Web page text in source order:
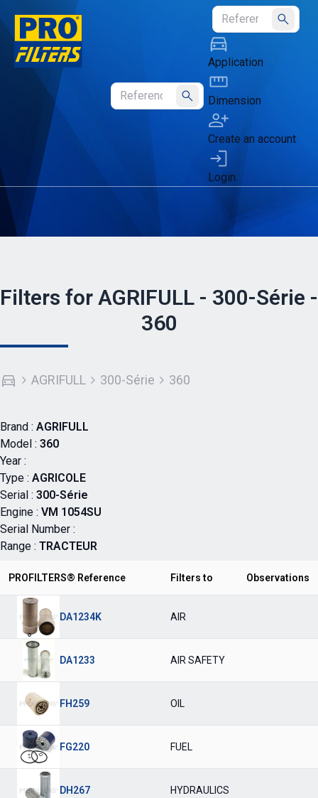
Submit
Submit
Application
Dimension
Create an account
Login
Filters for AGRIFULL - 300-Série -
360
AGRIFULL 300-Série 360
Brand : AGRIFULL
Model : 360
Year :
Type : AGRICOLE
Serial : 300-Série
Engine : VM 1054SU
Serial Number :
Range : TRACTEUR
PROFILTERS® Reference Filters to Observations
DA1234K AIR
DA1233 AIR SAFETY
FH259 OIL
FG220 FUEL
DH267 HYDRAULICS